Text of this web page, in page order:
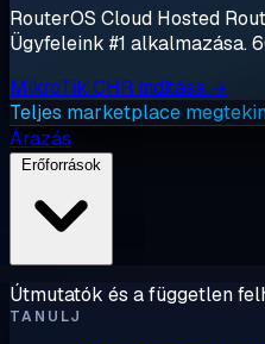
RouterOS Cloud Hosted
Ügyfeleink #1 alkalmazása.
MikroTik CHR indítása →
Teljes marketplace
Árazás
Útmutatók és a független
TANULJ